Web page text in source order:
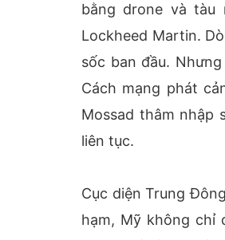
bằng drone và tàu
Lockheed Martin.
sốc ban đầu.
Cách mạng phát
Mossad thâm nhập
liên tục.
Cục diện Trung
hạm, Mỹ không chỉ